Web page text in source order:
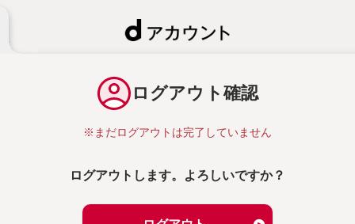
ログアウト確認
※まだログアウトは完了していません
ログアウトします。よろしいですか？